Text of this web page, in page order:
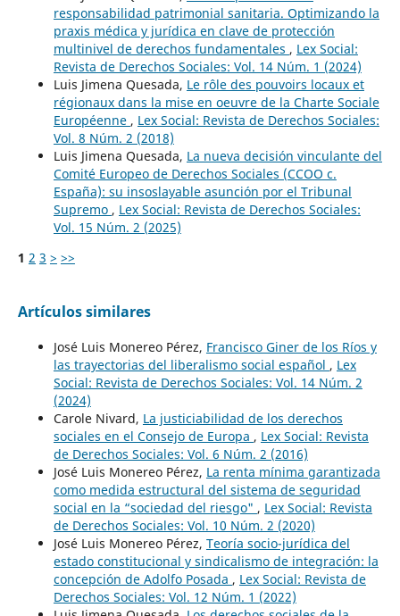
responsabilidad patrimonial sanitaria. Optimizando la
praxis médica y jurídica en clave de protección
multinivel de derechos fundamentales , Lex Social:
Revista de Derechos Sociales: Vol. 14 Núm. 1 (2024)
Luis Jimena Quesada, Le rôle des pouvoirs locaux et
régionaux dans la mise en oeuvre de la Charte Sociale
Européenne , Lex Social: Revista de Derechos Sociales:
Vol. 8 Núm. 2 (2018)
Luis Jimena Quesada, La nueva decisión vinculante del
Comité Europeo de Derechos Sociales (CCOO c.
España): su insoslayable asunción por el Tribunal
Supremo , Lex Social: Revista de Derechos Sociales:
Vol. 15 Núm. 2 (2025)
1 2 3 > >>
Artículos similares
José Luis Monereo Pérez, Francisco Giner de los Ríos y
las trayectorias del liberalismo social español , Lex
Social: Revista de Derechos Sociales: Vol. 14 Núm. 2
(2024)
Carole Nivard, La justiciabilidad de los derechos
sociales en el Consejo de Europa , Lex Social: Revista
de Derechos Sociales: Vol. 6 Núm. 2 (2016)
José Luis Monereo Pérez, La renta mínima garantizada
como medida estructural del sistema de seguridad
social en la “sociedad del riesgo" , Lex Social: Revista
de Derechos Sociales: Vol. 10 Núm. 2 (2020)
José Luis Monereo Pérez, Teoría socio-jurídica del
estado constitucional y sindicalismo de integración: la
concepción de Adolfo Posada , Lex Social: Revista de
Derechos Sociales: Vol. 12 Núm. 1 (2022)